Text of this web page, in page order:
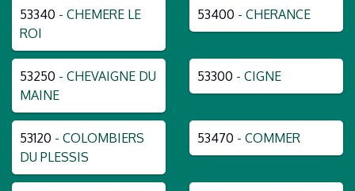
53340 - CHEMERE LE
ROI
53400 - CHERANCE
53250 - CHEVAIGNE DU
MAINE
53300 - CIGNE
53120 - COLOMBIERS
DU PLESSIS
53470 - COMMER